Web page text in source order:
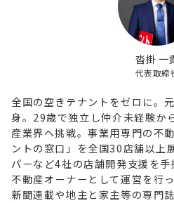
沓掛 一
代表取締
全国の空きテナントをゼロに。
身。29歳で独立し仲介未経験か
産業界へ挑戦。事業用専門の不
ントの窓口」を全国30店舗以上
パーなど4社の店舗開発支援を
不動産オーナーとして運営を行
新聞連載や地主と家主等の専門